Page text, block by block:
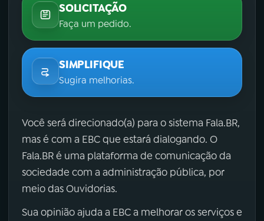
SOLICITAÇÃO
Faça um pedido.
SIMPLIFIQUE
Sugira melhorias.
Você será direcionado(a) para o sistema Fala.BR,
mas é com a EBC que estará dialogando. O
Fala.BR é uma plataforma de comunicação da
sociedade com a administração pública, por
meio das Ouvidorias.
Sua opinião ajuda a EBC a melhorar os serviços e